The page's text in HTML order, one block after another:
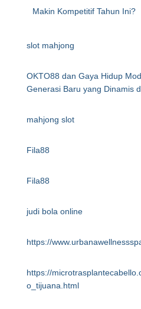
Makin Kompetitif Tahun Ini?
slot mahjong
OKTO88 dan Gaya Hidup
Generasi Baru yang Dinamis
mahjong slot
Fila88
Fila88
judi bola online
https://
https://
o_tijuana.html